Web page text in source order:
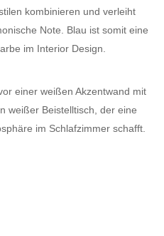
kombinieren und verleiht
Note. Blau ist somit eine
im Interior Design.